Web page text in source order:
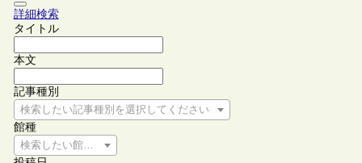
詳細検索
タイトル
本文
記事種別
検索したい記事種別を選択してください
館種
検索したい館種を選択してください